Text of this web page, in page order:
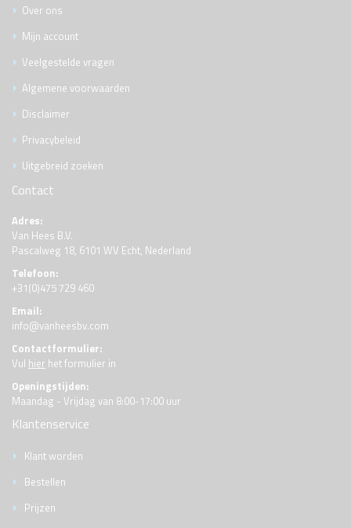
Over ons
Mijn account
Veelgestelde vragen
Algemene voorwaarden
Disclaimer
Privacybeleid
Uitgebreid zoeken
Contact
Adres:
Van Hees B.V.
Pascalweg 18, 6101 WV Echt, Nederland
Telefoon:
+31(0)475 729 460
Email:
info@vanheesbv.com
Contactformulier:
Vul hier het formulier in
Openingstijden:
Maandag - Vrijdag van 8:00-17:00 uur
Klantenservice
Klant worden
Bestellen
Prijzen